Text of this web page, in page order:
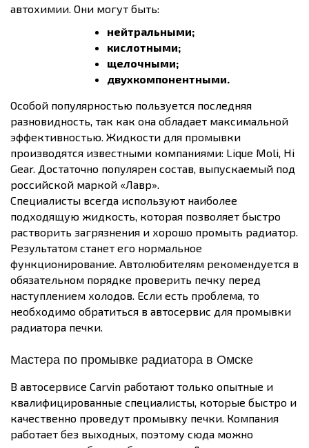
автохимии. Они могут быть:
нейтральными;
кислотными;
щелочными;
двухкомпонентными.
Особой популярностью пользуется последняя
разновидность, так как она обладает максимальной
эффективностью. Жидкости для промывки
производятся известными компаниями: Lique Moli, Hi
Gear. Достаточно популярен состав, выпускаемый под
российской маркой «Лавр».
Специалисты всегда используют наиболее
подходящую жидкость, которая позволяет быстро
растворить загрязнения и хорошо промыть радиатор.
Результатом станет его нормальное
функционирование. Автолюбителям рекомендуется в
обязательном порядке проверить печку перед
наступлением холодов. Если есть проблема, то
необходимо обратиться в автосервис для промывки
радиатора печки.
Мастера по промывке радиатора в Омске
В автосервисе Carvin работают только опытные и
квалифицированные специалисты, которые быстро и
качественно проведут промывку печки. Компания
работает без выходных, поэтому сюда можно